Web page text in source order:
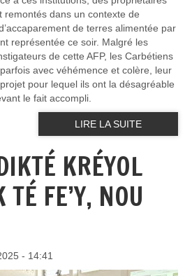
remontés dans un contexte de
de terres alimentée par
représentée ce soir. Malgré les
de cette AFP, les Carbétiens
avec véhémence et colère, leur
pour lequel ils ont la désagréable
le fait accompli.
LIRE LA SUITE
KRÉYOL
FE’Y, NOU
- 14:41